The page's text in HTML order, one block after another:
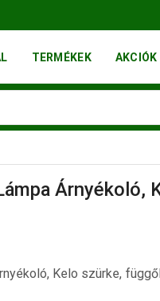
TERMÉKEK AKCIÓK
Árnyékoló,
Kelo szürke,